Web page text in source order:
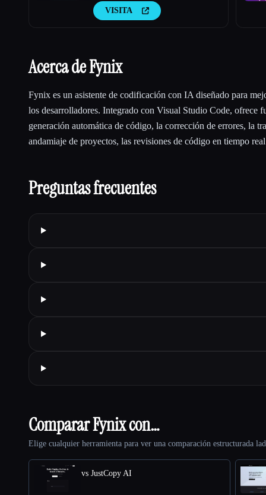
en menos de 2 minutos sin ningún
tipo de configuración
VISITA
Acerca de Fynix
Fynix es un asistente de codificación con IA diseñado para
los desarrolladores. Integrado con Visual Studio Code, ofrece
generación automática de código, la corrección de errores, la
andamiaje de proyectos, las revisiones de código en tiempo
Preguntas frecuentes
Comparar Fynix con…
Elige cualquier herramienta para ver una comparación estructurada
vs JustCopy AI